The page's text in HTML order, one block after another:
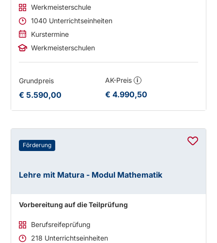
Werkmeisterschule
1040 Unterrichtseinheiten
Kurstermine
Werkmeisterschulen
Grundpreis
€ 5.590,00
AK-Preis i
€ 4.990,50
Förderung
Lehre mit Matura - Modul Mathematik
Vorbereitung auf die Teilprüfung
Berufsreifeprüfung
218 Unterrichtseinheiten